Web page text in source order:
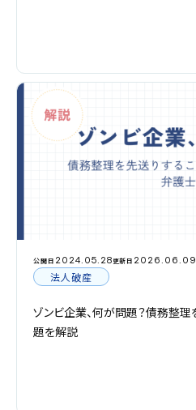
公開日 2024.05.28更新日 2026.06.09
法人破産
ゾンビ企業、何が問題？債務整
題を解説